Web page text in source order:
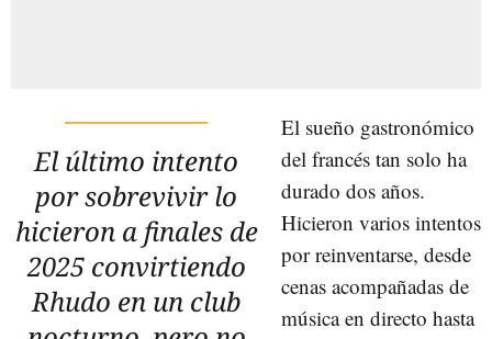
El último intento
por sobrevivir lo
hicieron a finales de
2025 convirtiendo
Rhudo en un club
El sueño gastronómico
del francés tan solo ha
durado dos años.
Hicieron varios intentos
por reinventarse, desde
cenas acompañadas de
música en directo hasta